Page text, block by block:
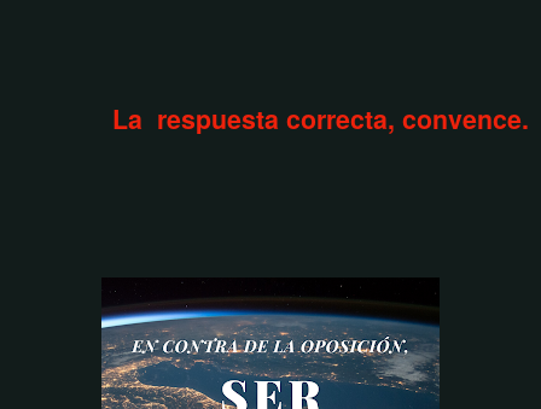
La respuesta correcta, convence.